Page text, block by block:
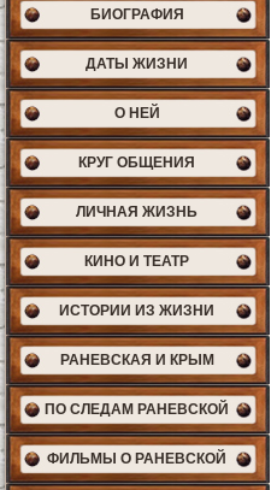
БИОГРАФИЯ
ДАТЫ ЖИЗНИ
О НЕЙ
КРУГ ОБЩЕНИЯ
ЛИЧНАЯ ЖИЗНЬ
КИНО И ТЕАТР
ИСТОРИИ ИЗ ЖИЗНИ
РАНЕВСКАЯ И КРЫМ
ПО СЛЕДАМ РАНЕВСКОЙ
ФИЛЬМЫ О РАНЕВСКОЙ